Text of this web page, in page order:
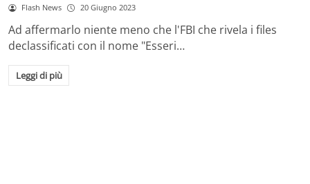
Flash News 20 Giugno 2023
Ad affermarlo niente meno che l'FBI che rivela i files
declassificati con il nome "Esseri…
Leggi di più